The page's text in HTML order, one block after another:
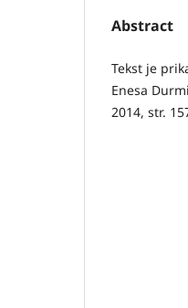
Abstract
Tekst je
Enesa
2014, str.